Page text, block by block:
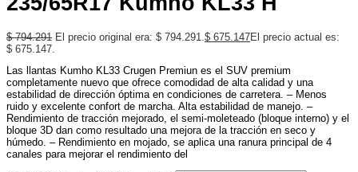
$794.291 El precio original era: $ 794.291. $ 675.147El precio actual es:
$ 675.147.
Las llantas Kumho KL33 Crugen Premiun es el SUV premium
completamente nuevo que ofrece comodidad de alta calidad y una
estabilidad de dirección óptima en condiciones de carretera. – Menos
ruido y excelente confort de marcha. Alta estabilidad de manejo. –
Rendimiento de tracción mejorado, el semi-moleteado (bloque interno) y el
bloque 3D dan como resultado una mejora de la tracción en seco y
húmedo. – Rendimiento en mojado, se aplica una ranura principal de 4
canales para mejorar el rendimiento del